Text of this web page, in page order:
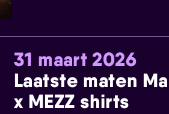
31 maart 2026
Laatste maten
x MEZZ shirts